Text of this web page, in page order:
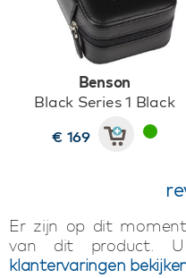
Benson
Black Series 1 Black
€ 169
Er zijn op dit
van dit product.
klantervaringen